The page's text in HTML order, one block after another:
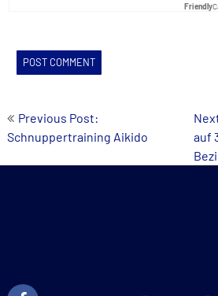
Friendly
Post
navigation
Previous Post:
Schnuppertraining Aikido
auf